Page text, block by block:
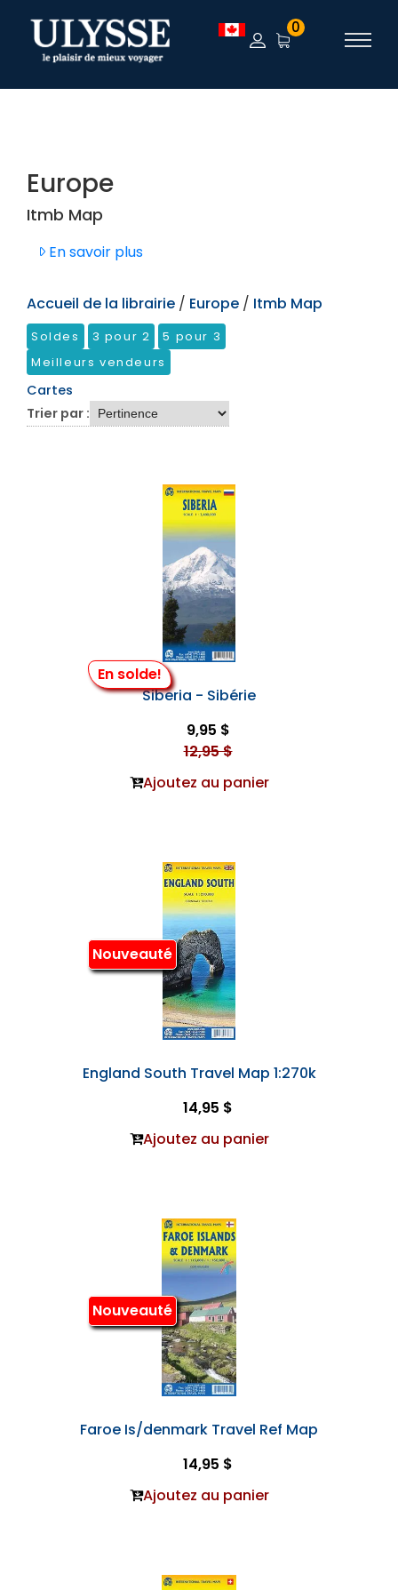
TEST 0
Europe
Itmb Map
En savoir plus
Accueil de la librairie / Europe / Itmb Map
Soldes 3 pour 2
5 pour 3
Meilleurs vendeurs
Cartes
Trier par :
En solde!
Siberia - Sibérie
9,95 $
12,95 $
Ajoutez au panier
Nouveauté
England South Travel Map 1:270k
14,95 $
Ajoutez au panier
Nouveauté
Faroe Is/denmark Travel Ref Map
14,95 $
Ajoutez au panier